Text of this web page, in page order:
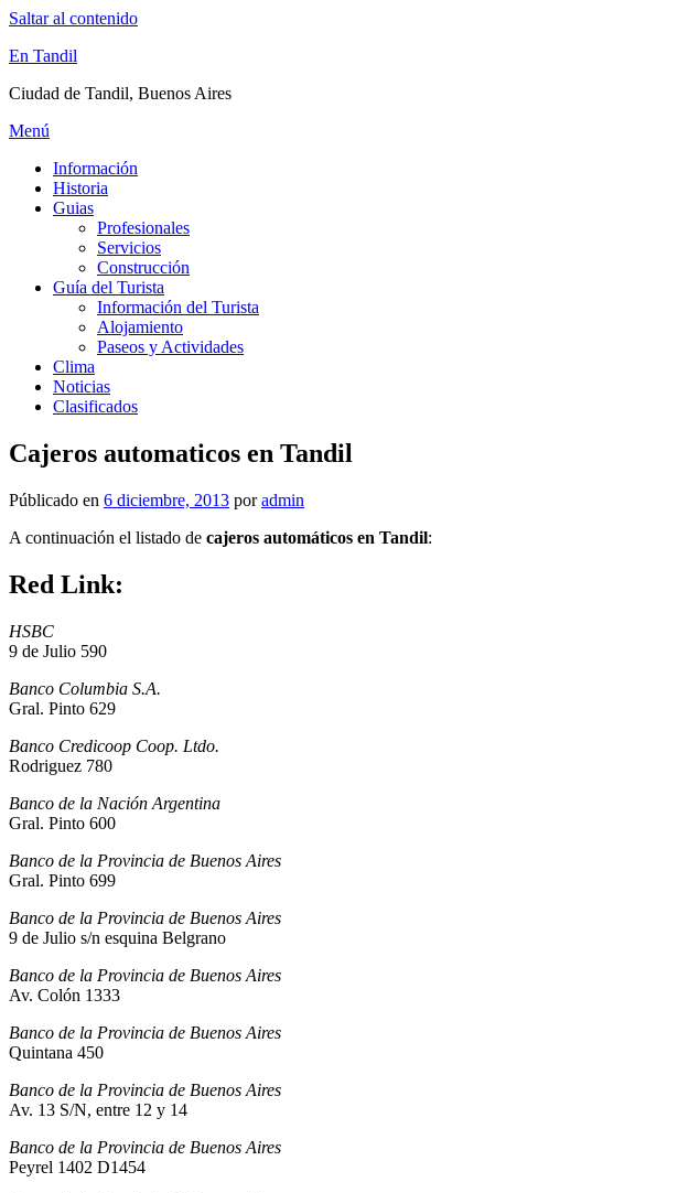
Saltar al contenido
En Tandil
Ciudad de Tandil, Buenos Aires
Menú
Información
Historia
Guias
Profesionales
Servicios
Construcción
Guía del Turista
Información del Turista
Alojamiento
Paseos y Actividades
Clima
Noticias
Clasificados
Cajeros automaticos en Tandil
Públicado en 6 diciembre, 2013 poradmin
A continuación el listado de cajeros automáticos en Tandil:
Red Link:
HSBC
9 de Julio 590
Banco Columbia S.A.
Gral. Pinto 629
Banco Credicoop Coop. Ltdo.
Rodriguez 780
Banco de la Nación Argentina
Gral. Pinto 600
Banco de la Provincia de Buenos Aires
Gral. Pinto 699
Banco de la Provincia de Buenos Aires
9 de Julio s/n esquina Belgrano
Banco de la Provincia de Buenos Aires
Av. Colón 1333
Banco de la Provincia de Buenos Aires
Quintana 450
Banco de la Provincia de Buenos Aires
Av. 13 S/N, entre 12 y 14
Banco de la Provincia de Buenos Aires
Peyrel 1402 D1454